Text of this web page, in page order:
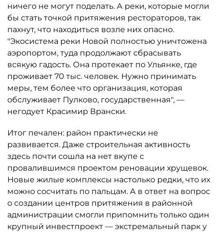
ничего не могут поделать. А реки, которые могли
бы стать точкой притяжения рестораторов, так
пахнут, что находиться возле них опасно.
"Экосистема реки Новой полностью уничтожена
аэропортом, туда продолжают сбрасывать
всякую гадость. Она протекает по Ульянке, где
проживает 70 тыс. человек. Нужно принимать
меры, тем более что организация, которая
обслуживает Пулково, государственная", —
негодует Красимир Врански.
Итог печален: район практически не
развивается. Даже строительная активность
здесь почти сошла на нет вкупе с
провалившимся проектом реновации хрущевок.
Новые жилые комплексы настолько редки, что их
можно сосчитать по пальцам. А в ответ на вопрос
о создании центров притяжения в районной
администрации смогли припомнить только один
крупный инвестпроект — экстремальный парк у